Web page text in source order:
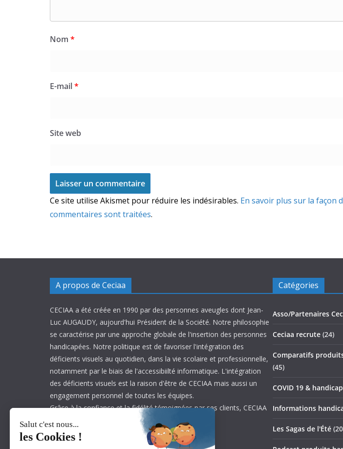
Nom *
E-mail*
Site web
Ce site utilise Akismet pour réduire les indésirables. En savoir plus sur la façon
commentaires sont traitées.
A propos de Ceciaa
CECIAA a été créée en 1990 par des personnes aveugles dont Jean-
Luc AUGAUDY, aujourd'hui Président de la Société. Notre philosophie
se caractérise par une approche globale de l'insertion des personnes
handicapées. Notre politique est de favoriser l'intégration des
déficients visuels au quotidien, dans la vie scolaire et professionnelle,
notamment par le biais de l'accessibiilté informatique. L'intégration
des déficients visuels est la raison d'être de CECIAA mais aussi un
engagement personnel de toutes les équipes.
Grâce à la confiance et la fidélité témoignées par ses clients, CECIAA
est aujourd’hui leader sur son marché.
Catégories
Asso/Partenaires
Ceciaa recrute (24)
Comparatifs
(45)
COVID 19 & handicap
Informations
Les Sagas de l'Été